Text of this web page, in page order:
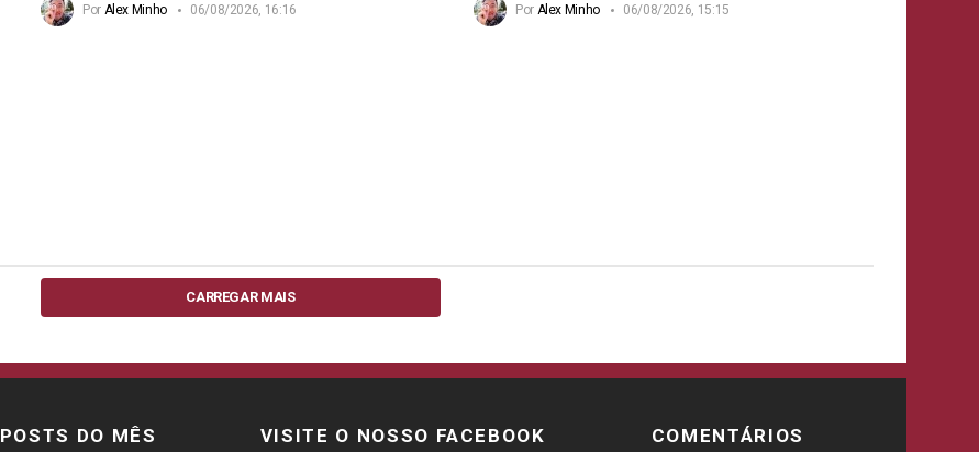
Por Alex Minho 06/08/2026, 16:16 Por Alex Minho 06/08/2026, 15:15
CARREGAR MAIS
POSTS DO MÊS VISITE O NOSSO FACEBOOK COMENTÁRIOS